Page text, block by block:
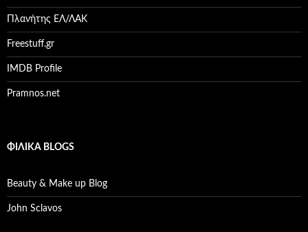
Πλανήτης ΕΛ/ΛΑΚ
Freestuff.gr
IMDB Profile
Pramnos.net
ΦΙΛΙΚΆ BLOGS
Beauty & Make up Blog
John Sclavos